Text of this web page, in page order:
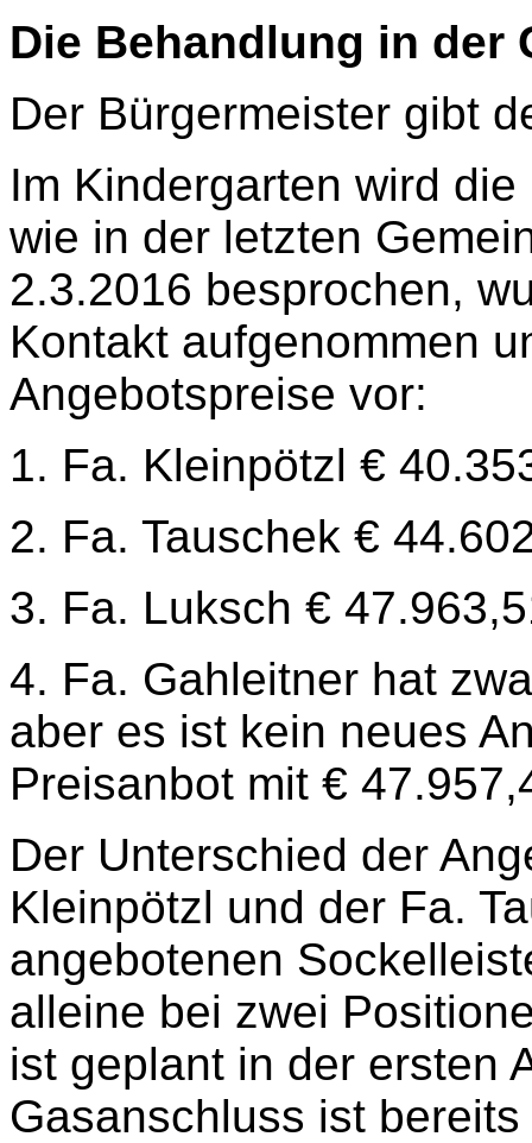
Die Behandlung in der
Der Bürgermeister gibt
Im Kindergarten wird
wie in der letzten
2.3.2016 besprochen,
Kontakt aufgenommen
Angebotspreise vor:
1. Fa. Kleinpötzl €
2. Fa. Tauschek €
3. Fa. Luksch €
4. Fa. Gahleitner hat
aber es ist kein neues
Preisanbot mit €
Der Unterschied der
Kleinpötzl und der Fa.
angebotenen
alleine bei zwei
ist geplant in der ersten
Gasanschluss ist